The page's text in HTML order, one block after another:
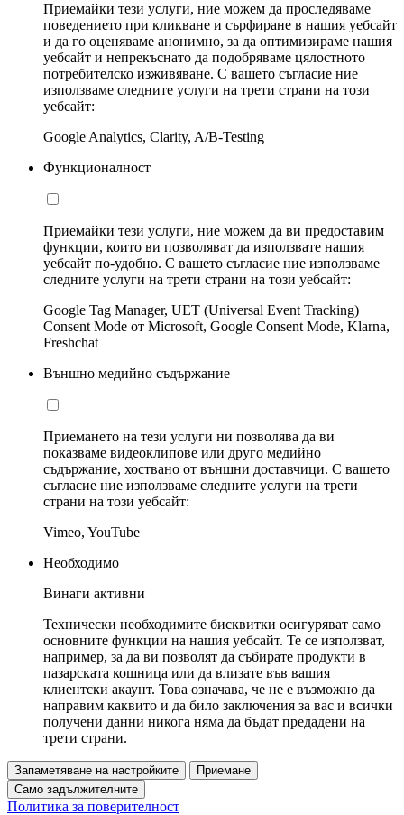
Приемайки тези услуги, ние можем да проследяваме
поведението при кликване и сърфиране в нашия уебсайт
и да го оценяваме анонимно, за да оптимизираме нашия
уебсайт и непрекъснато да подобряваме цялостното
потребителско изживяване. С вашето съгласие ние
използваме следните услуги на трети страни на този
уебсайт:
Google Analytics, Clarity, A/B-Testing
Функционалност
Приемайки тези услуги, ние можем да ви предоставим
функции, които ви позволяват да използвате нашия
уебсайт по-удобно. С вашето съгласие ние използваме
следните услуги на трети страни на този уебсайт:
Google Tag Manager, UET (Universal Event Tracking)
Consent Mode от Microsoft, Google Consent Mode, Klarna,
Freshchat
Външно медийно съдържание
Приемането на тези услуги ни позволява да ви
показваме видеоклипове или друго медийно
съдържание, хоствано от външни доставчици. С вашето
съгласие ние използваме следните услуги на трети
страни на този уебсайт:
Vimeo, YouTube
Необходимо
Винаги активни
Технически необходимите бисквитки осигуряват само
основните функции на нашия уебсайт. Те се използват,
например, за да ви позволят да събирате продукти в
пазарската кошница или да влизате във вашия
клиентски акаунт. Това означава, че не е възможно да
направим каквито и да било заключения за вас и всички
получени данни никога няма да бъдат предадени на
трети страни.
Запаметяване на настройките
Приемане
Само задължителните
Политика за поверителност